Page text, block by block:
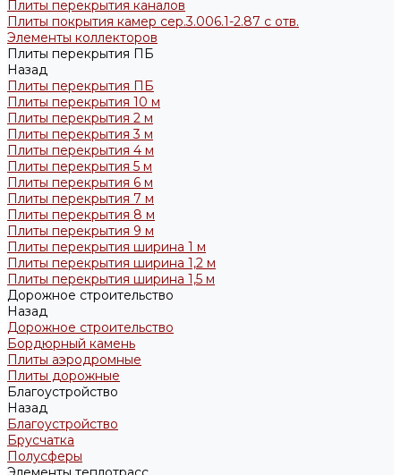
Плиты перекрытия каналов
Плиты покрытия камер сер.3.006.1-2.87 с отв.
Элементы коллекторов
Плиты перекрытия ПБ
Назад
Плиты перекрытия ПБ
Плиты перекрытия 10 м
Плиты перекрытия 2 м
Плиты перекрытия 3 м
Плиты перекрытия 4 м
Плиты перекрытия 5 м
Плиты перекрытия 6 м
Плиты перекрытия 7 м
Плиты перекрытия 8 м
Плиты перекрытия 9 м
Плиты перекрытия ширина 1 м
Плиты перекрытия ширина 1,2 м
Плиты перекрытия ширина 1,5 м
Дорожное строительство
Назад
Дорожное строительство
Бордюрный камень
Плиты аэродромные
Плиты дорожные
Благоустройство
Назад
Благоустройство
Брусчатка
Полусферы